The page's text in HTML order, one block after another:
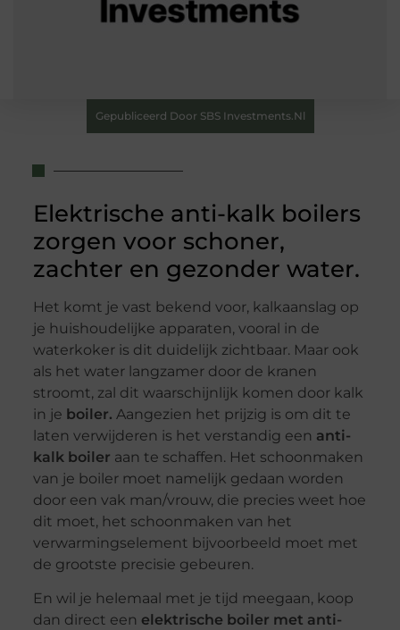
Gepubliceerd Door SBS Investments.nl
Elektrische anti-kalk boilers
zorgen voor schoner,
zachter en gezonder water.
Het komt je vast bekend voor, kalkaanslag op
je huishoudelijke apparaten, vooral in de
waterkoker is dit duidelijk zichtbaar. Maar ook
als het water langzamer door de kranen
stroomt, zal dit waarschijnlijk komen door kalk
in je boiler. Aangezien het prijzig is om dit te
laten verwijderen is het verstandig een anti-
kalk boiler aan te schaffen. Het schoonmaken
van je boiler moet namelijk gedaan worden
door een vak man/vrouw, die precies weet hoe
dit moet, het schoonmaken van het
verwarmingselement bijvoorbeeld moet met
de grootste precisie gebeuren.
En wil je helemaal met je tijd meegaan, koop
dan direct een elektrische boiler met anti-